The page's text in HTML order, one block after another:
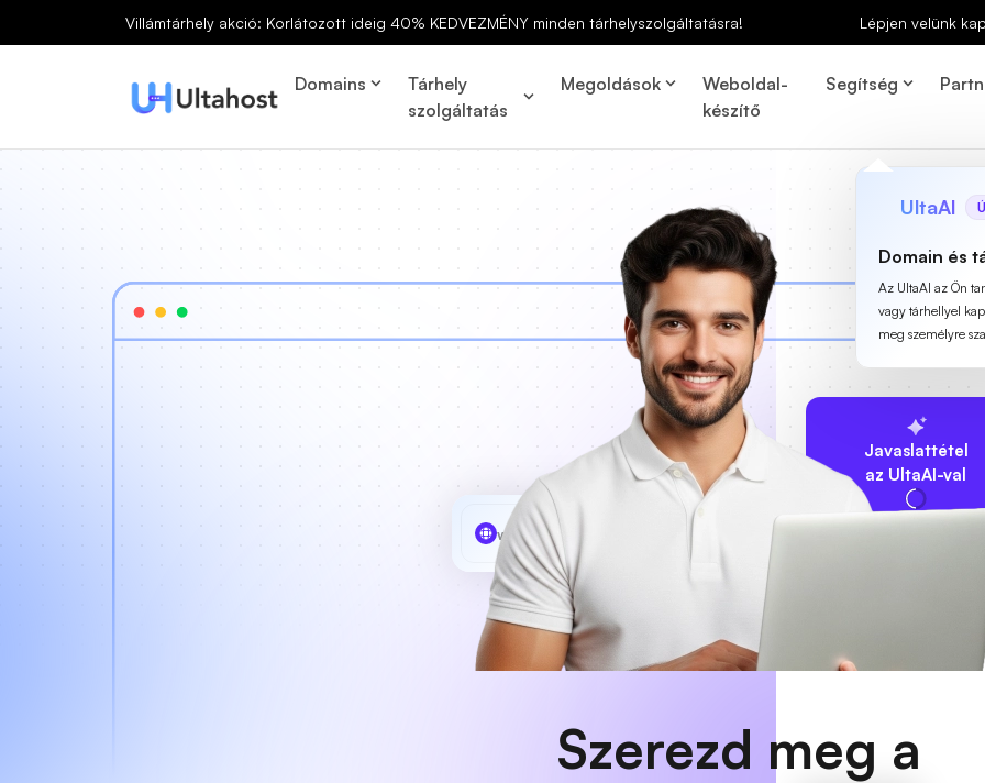
Villámtárhely akció: Korlátozott ideig 40% KEDVEZMÉNY minden tárhelyszolgáltatásra! Lépjen velünk
Domains
Tárhely
szolgáltatás
Megoldások
Weboldal-
készítő
Segítség
UltaAI
Domain és
Az UltaAI az Ön
vagy tárhellyel
meg személyre
Javaslattétel
az UltaAI-val
www MyCafe
Szerezd meg a